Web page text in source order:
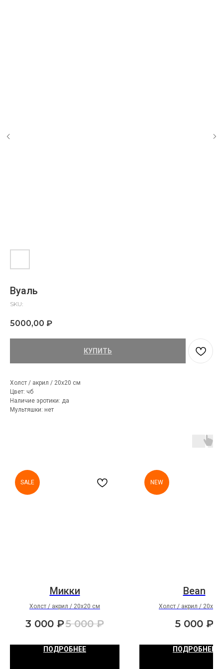
Вуаль
SKU:
5000,00 ₽
КУПИТЬ
Холст / акрил / 20х20 см
Цвет: чб
Наличие эротики: да
Мультяшки: нет
SALE
Микки
Холст / акрил / 20х20 см
3 000 ₽5 000 ₽
ПОДРОБНЕЕ
NEW
Bean
Холст / акрил / 20х20
5 000 ₽
ПОДРОБНЕЕ